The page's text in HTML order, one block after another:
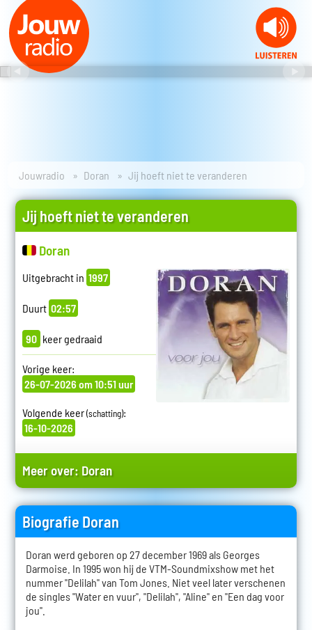
Jouwradio Doran Jij hoeft niet te veranderen
Jij hoeft niet te veranderen
Doran
Uitgebracht in 1997
Duurt 02:57
90 keer gedraaid
Vorige keer:
26-07-2026 om 10:51 uur
Volgende keer(schatting):
16-10-2026
Meer over: Doran
Biografie Doran
Doran werd geboren op 27 december 1969 als Georges
Darmoise. In 1995 won hij de VTM-Soundmixshow met het
nummer "Delilah" van Tom Jones. Niet veel later verschenen
de singles "Water en vuur", "Delilah", "Aline" en "Een dag voor
jou".